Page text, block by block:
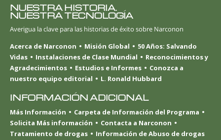
NUESTRA HISTORIA.
NUESTRA TECNOLOGÍA
Averigua la clave para las historias de éxito sobre Narconon
Acerca de Narconon
Misión Global
50 Años: Salvando
Vidas
Instalaciones de Clase Mundial
Reconocimientos y
Agradecimientos
Estudios e Informes
Conozca a
nuestro equipo editorial
L. Ronald Hubbard
INFORMACIÓN ADICIONAL
Más Información
Carpeta de Información del Programa
Solicita Más información
Contacta a Narconon
Tratamiento de drogas
Información de Abuso de drogas